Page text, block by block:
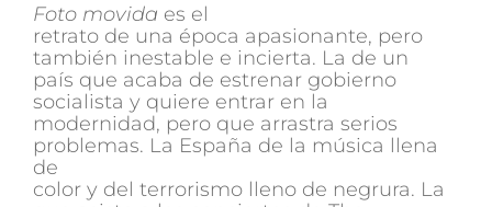
Foto movida es el
retrato de una época apasio­nante, pero
también inestable e incierta. La de un
país que acaba de estrenar gobierno
socialista y quiere entrar en la
modernidad, pero que arrastra serios
problemas. La España de la música llena
de
color y del terrorismo lleno de negrura. La